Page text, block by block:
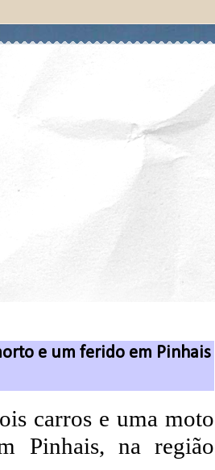
e um ferido em Pinhais
carros e uma moto
Pinhais, na região